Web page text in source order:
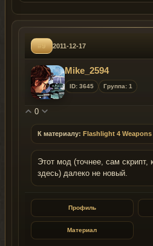
#9 2011-12-17
Mike_2594
ID: 3645 Группа: 1
0
К материалу: Flashlight 4 Weapons
Этот мод (точнее, сам скрипт,
здесь) далеко не новый.
Профиль
Материал